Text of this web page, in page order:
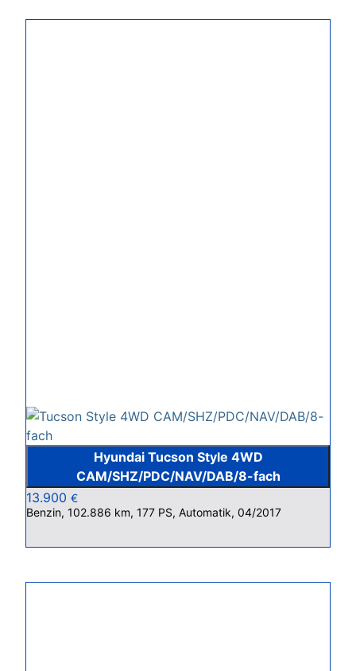
Hyundai Tucson Style 4WD
CAM/SHZ/PDC/NAV/DAB/8-fach
13.900 €
Benzin, 102.886 km, 177 PS, Automatik, 04/2017